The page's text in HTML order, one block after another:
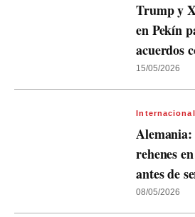
Trump y
en Pekín
acuerdos
15/05/2026
Internacional
rehenes
antes de
08/05/2026